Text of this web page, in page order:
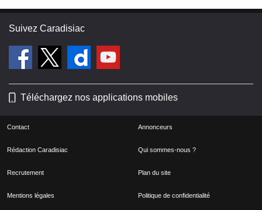
Suivez Caradisiac
Téléchargez nos applications mobiles
Contact Annonceurs
Rédaction Caradisiac Qui sommes-nous ?
Recrutement Plan du site
Mentions légales Politique de confidentialité